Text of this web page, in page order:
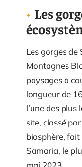
Les
Les gorges
Montagnes
paysages à
longueur de
l’une des plus
site, classé
biosphère,
Samaria, le
mai 2023.